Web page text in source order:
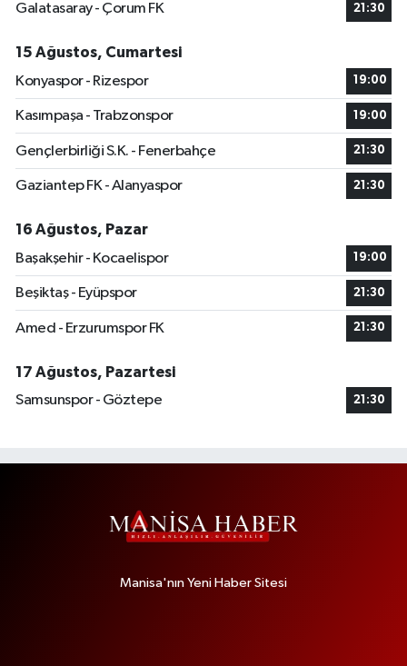
Galatasaray - Çorum FK
21:30
15 Ağustos, Cumartesi
Konyaspor - Rizespor
19:00
Kasımpaşa - Trabzonspor 19:00
Gençlerbirliği S.K. - Fenerbahçe 21:30
Gaziantep FK - Alanyaspor 21:30
16 Ağustos, Pazar
Başakşehir - Kocaelispor
19:00
Beşiktaş - Eyüpspor 21:30
Amed - Erzurumspor FK 21:30
17 Ağustos, Pazartesi
Samsunspor - Göztepe
21:30
Manisa'nın Yeni Haber Sitesi